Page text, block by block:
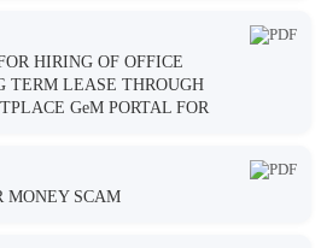
HIRING OF OFFICE
TERM LEASE THROUGH
GeM PORTAL FOR
MONEY SCAM